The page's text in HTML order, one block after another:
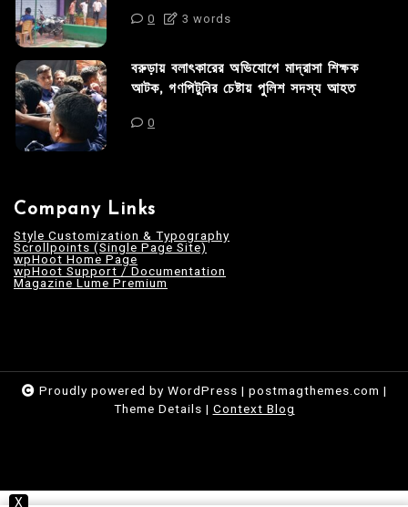
0 3 words
বরুড়ায় বলাৎকারের অভিযোগে মাদ্রাসা শিক্ষক
আটক, গণপিটুনির চেষ্টায় পুলিশ সদস্য আহত
0
Company Links
Style Customization & Typography
Scrollpoints (Single Page Site)
wpHoot Home Page
wpHoot Support / Documentation
Magazine Lume Premium
Proudly powered by WordPress | postmagthemes.com |
Theme Details | Context Blog
X